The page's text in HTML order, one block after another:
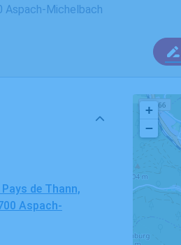
Aspach-Michelbach
de Thann,
Aspach-
+
−